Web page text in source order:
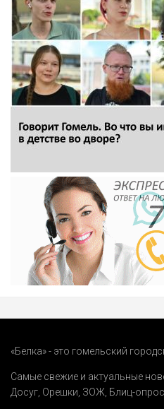
«Белка» - это гомельский
Самые свежие и актуальные
Досуг Орешки ЗОЖ Блиц-опрос